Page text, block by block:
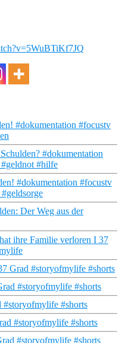
#dokumentation #focustv
#dokumentation
#hilfe
#dokumentation #focustv
Der Weg aus der
ihre Familie verloren I 37
Grad #storyofmylife #shorts
#storyofmylife #shorts
#storyofmylife #shorts
#storyofmylife #shorts
#storyofmylife #shorts